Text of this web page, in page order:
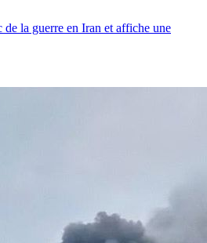
de la guerre en Iran et affiche une